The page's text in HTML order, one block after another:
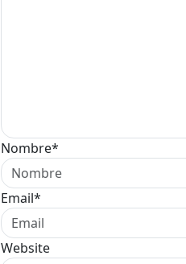
Nombre*
Email*
Website